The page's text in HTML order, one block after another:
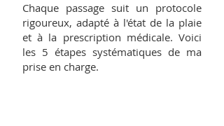
Chaque passage suit un protocole
rigoureux, adapté à l'état de la plaie
et à la prescription médicale. Voici
les 5 étapes systématiques de ma
prise en charge.